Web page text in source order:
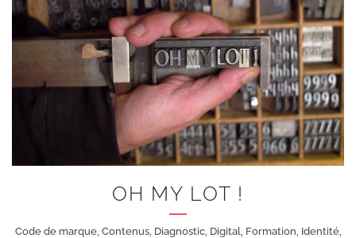
+
OH MY LOT !
Code de marque, Contenus, Diagnostic, Digital, Formation, Identité,